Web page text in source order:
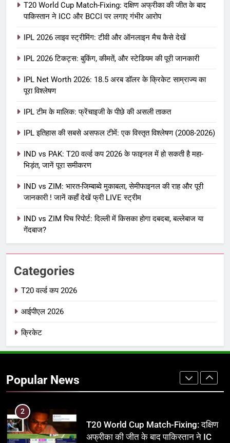
T20 World Cup Match-Fixing: दक्षिण अफ्रीका की जीत के बाद
पाकिस्तान ने ICC और BCCI पर लगाए गंभीर आरोप
IPL 2026 लाइव स्ट्रीमिंग: टीवी और ऑनलाइन मैच कैसे देखें
IPL 2026 टिकट्स: बुकिंग, कीमतें, और स्टेडियम की पूरी जानकारी
IPL Net Worth 2026: 18.5 अरब डॉलर के क्रिकेट साम्राज्य का
पूरा विश्लेषण
IPL टीम के मालिक: फ्रेंचाइजी के पीछे की असली ताकत
IPL इतिहास की सबसे असफल टीमें: एक विस्तृत विश्लेषण (2008-2026)
IND vs PAK: T20 वर्ल्ड कप 2026 के फाइनल में हो सकती है महा-
भिड़ंत, जानें पूरा समीकरण
IND vs ZIM: भारत-जिम्बाब्वे मुकाबला, सेमीफाइनल की राह और पूरी
जानकारी ! जानें कहाँ देखें फ्री LIVE स्ट्रीम
IND vs ZIM पिच रिपोर्ट: दिल्ली में किसका होगा दबदबा, बल्लेबाज या
गेंदबाज?
Categories
T20 वर्ल्ड कप 2026
आईपीएल 2026
क्रिकेट
Popular News
IPL Net Worth 2026: 18.5 अरब डॉलर
आईपीएल 2026 क्रिकेट
IPL टीम के मालिक: फ्रेंचाइजी के पीछे की
असली ताकत
आईपीएल 2026 क्रिकेट
IPL इतिहास की सबसे असफल टीमें: एक
8
अर्जुन तेंदुलकर की पत्नी सानिया चंडोक:
उम्र, परिवार, करियर और शादी से जुड़ी हर
2
T20 World Cup Match-Fixing: दक्षिण
अफ्रीका की जीत के बाद पाकिस्तान ने ICC